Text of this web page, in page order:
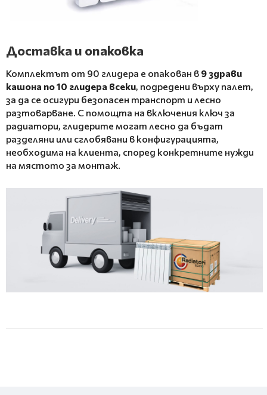
Доставка и опаковка
Комплектът от 90 глидера е опакован в 9 здрави
кашона по 10 глидера всеки, подредени върху палет,
за да се осигури безопасен транспорт и лесно
разтоварване. С помощта на включения ключ за
радиатори, глидерите могат лесно да бъдат
разделяни или сглобявани в конфигурацията,
необходима на клиента, според конкретните нужди
на мястото за монтаж.